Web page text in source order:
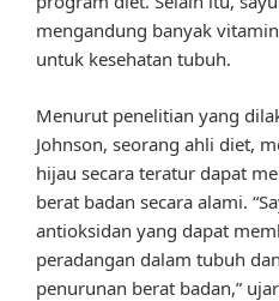
mengandung banyak
untuk kesehatan tubuh.
Menurut penelitian yang
Johnson, seorang ahli diet,
hijau secara teratur dapat
berat badan secara alami.
antioksidan yang dapat
peradangan dalam tubuh
penurunan berat badan,”